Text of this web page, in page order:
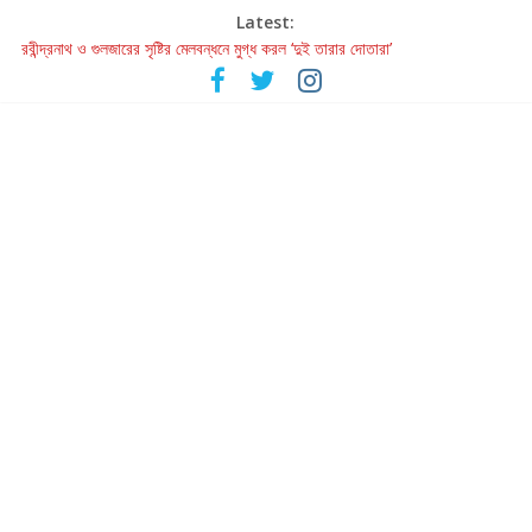
Latest:
রবীন্দ্রনাথ ও গুলজারের সৃষ্টির মেলবন্ধনে মুগ্ধ করল ‘দুই তারার দোতারা’
কলের গান থেকে রীলস্ — বাঙালির গান শোনার বিবর্তনের গল্প
জগন্নাথমঙ্গলম্ — বাংলায় প্রথমবার মঞ্চে এবার রথযাত্রার উদযাপন